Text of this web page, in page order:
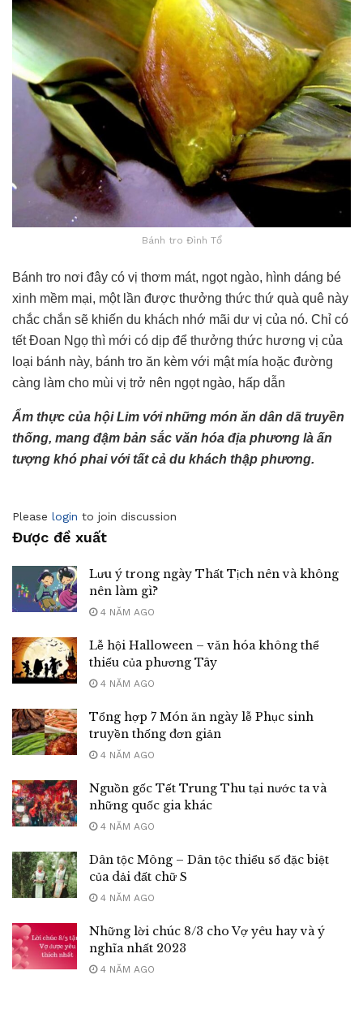
Bánh tro Đình Tổ
Bánh tro nơi đây có vị thơm mát, ngọt ngào, hình dáng bé
xinh mềm mại, một lần được thưởng thức thứ quà quê này
chắc chắn sẽ khiến du khách nhớ mãi dư vị của nó. Chỉ có
tết Đoan Ngọ thì mới có dịp để thưởng thức hương vị của
loại bánh này, bánh tro ăn kèm với mật mía hoặc đường
càng làm cho mùi vị trở nên ngọt ngào, hấp dẫn
Ẩm thực của hội Lim với những món ăn dân dã truyền
thống, mang đậm bản sắc văn hóa địa phương là ấn
tượng khó phai với tất cả du khách thập phương.
Please login to join discussion
Được đề xuất
Lưu ý trong ngày Thất Tịch nên và không
nên làm gì?
4 NĂM AGO
Lễ hội Halloween – văn hóa không thể
thiếu của phương Tây
4 NĂM AGO
Tổng hợp 7 Món ăn ngày lễ Phục sinh
truyền thống đơn giản
4 NĂM AGO
Nguồn gốc Tết Trung Thu tại nước ta và
những quốc gia khác
4 NĂM AGO
Dân tộc Mông – Dân tộc thiểu số đặc biệt
của dải đất chữ S
4 NĂM AGO
Những lời chúc 8/3 cho Vợ yêu hay và ý
nghĩa nhất 2023
4 NĂM AGO